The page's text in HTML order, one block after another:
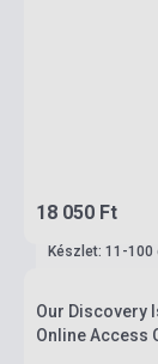
18 050 Ft
Készlet: 11-100
Our Discovery
Online Access